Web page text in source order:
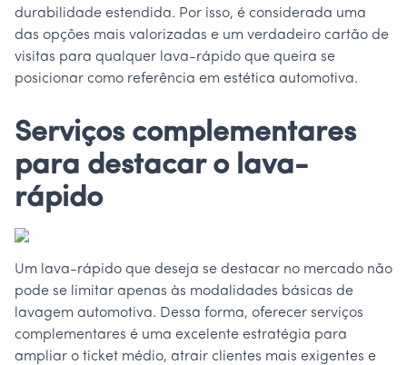
durabilidade estendida. Por isso, é considerada uma
das opções mais valorizadas e um verdadeiro cartão de
visitas para qualquer lava-rápido que queira se
posicionar como referência em estética automotiva.
Serviços complementares
para destacar o lava-
rápido
Um lava-rápido que deseja se destacar no mercado não
pode se limitar apenas às modalidades básicas de
lavagem automotiva. Dessa forma, oferecer serviços
complementares é uma excelente estratégia para
ampliar o ticket médio, atrair clientes mais exigentes e